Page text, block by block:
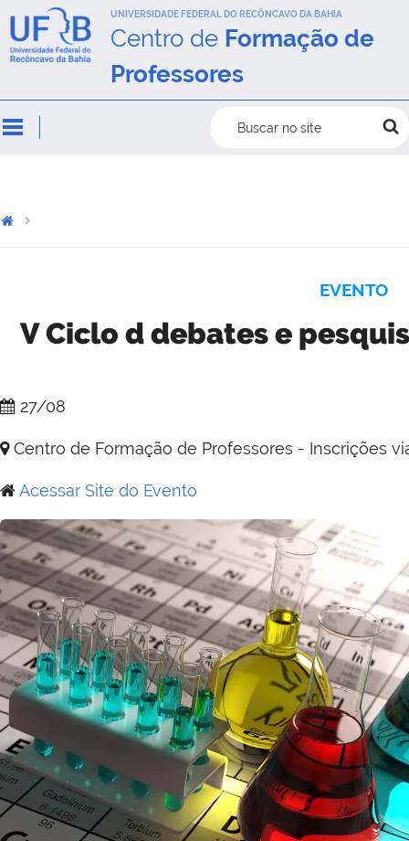
UNIVERSIDADE FEDERAL DO RECÔNCAVO DA BAHIA
Centro de Formação de
Professores
Buscar no site
EVENTO
V Ciclo d debates e
27/08
Centro de Formação de Professores - Inscrições
Acessar Site do Evento